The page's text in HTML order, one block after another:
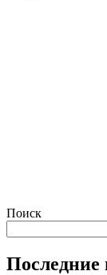
Поиск
Последние